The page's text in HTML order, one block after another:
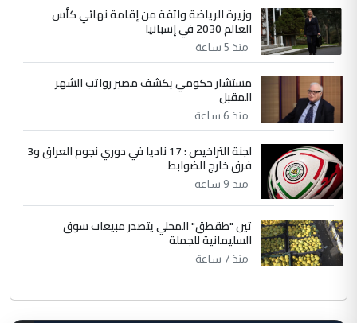
وزيرة الرياضة واثقة من إقامة نهائي كأس
العالم 2030 في إسبانيا
منذ 5 ساعة
مستشار حكومي يكشف مصير رواتب الشهر
المقبل
منذ 6 ساعة
لجنة التراخيص : 17 ناديا في دوري نجوم العراق و3
فرق خارج الضوابط
منذ 9 ساعة
تين "طقطق" المحلي يتصدر مبيعات سوق
السليمانية للجملة
منذ 7 ساعة